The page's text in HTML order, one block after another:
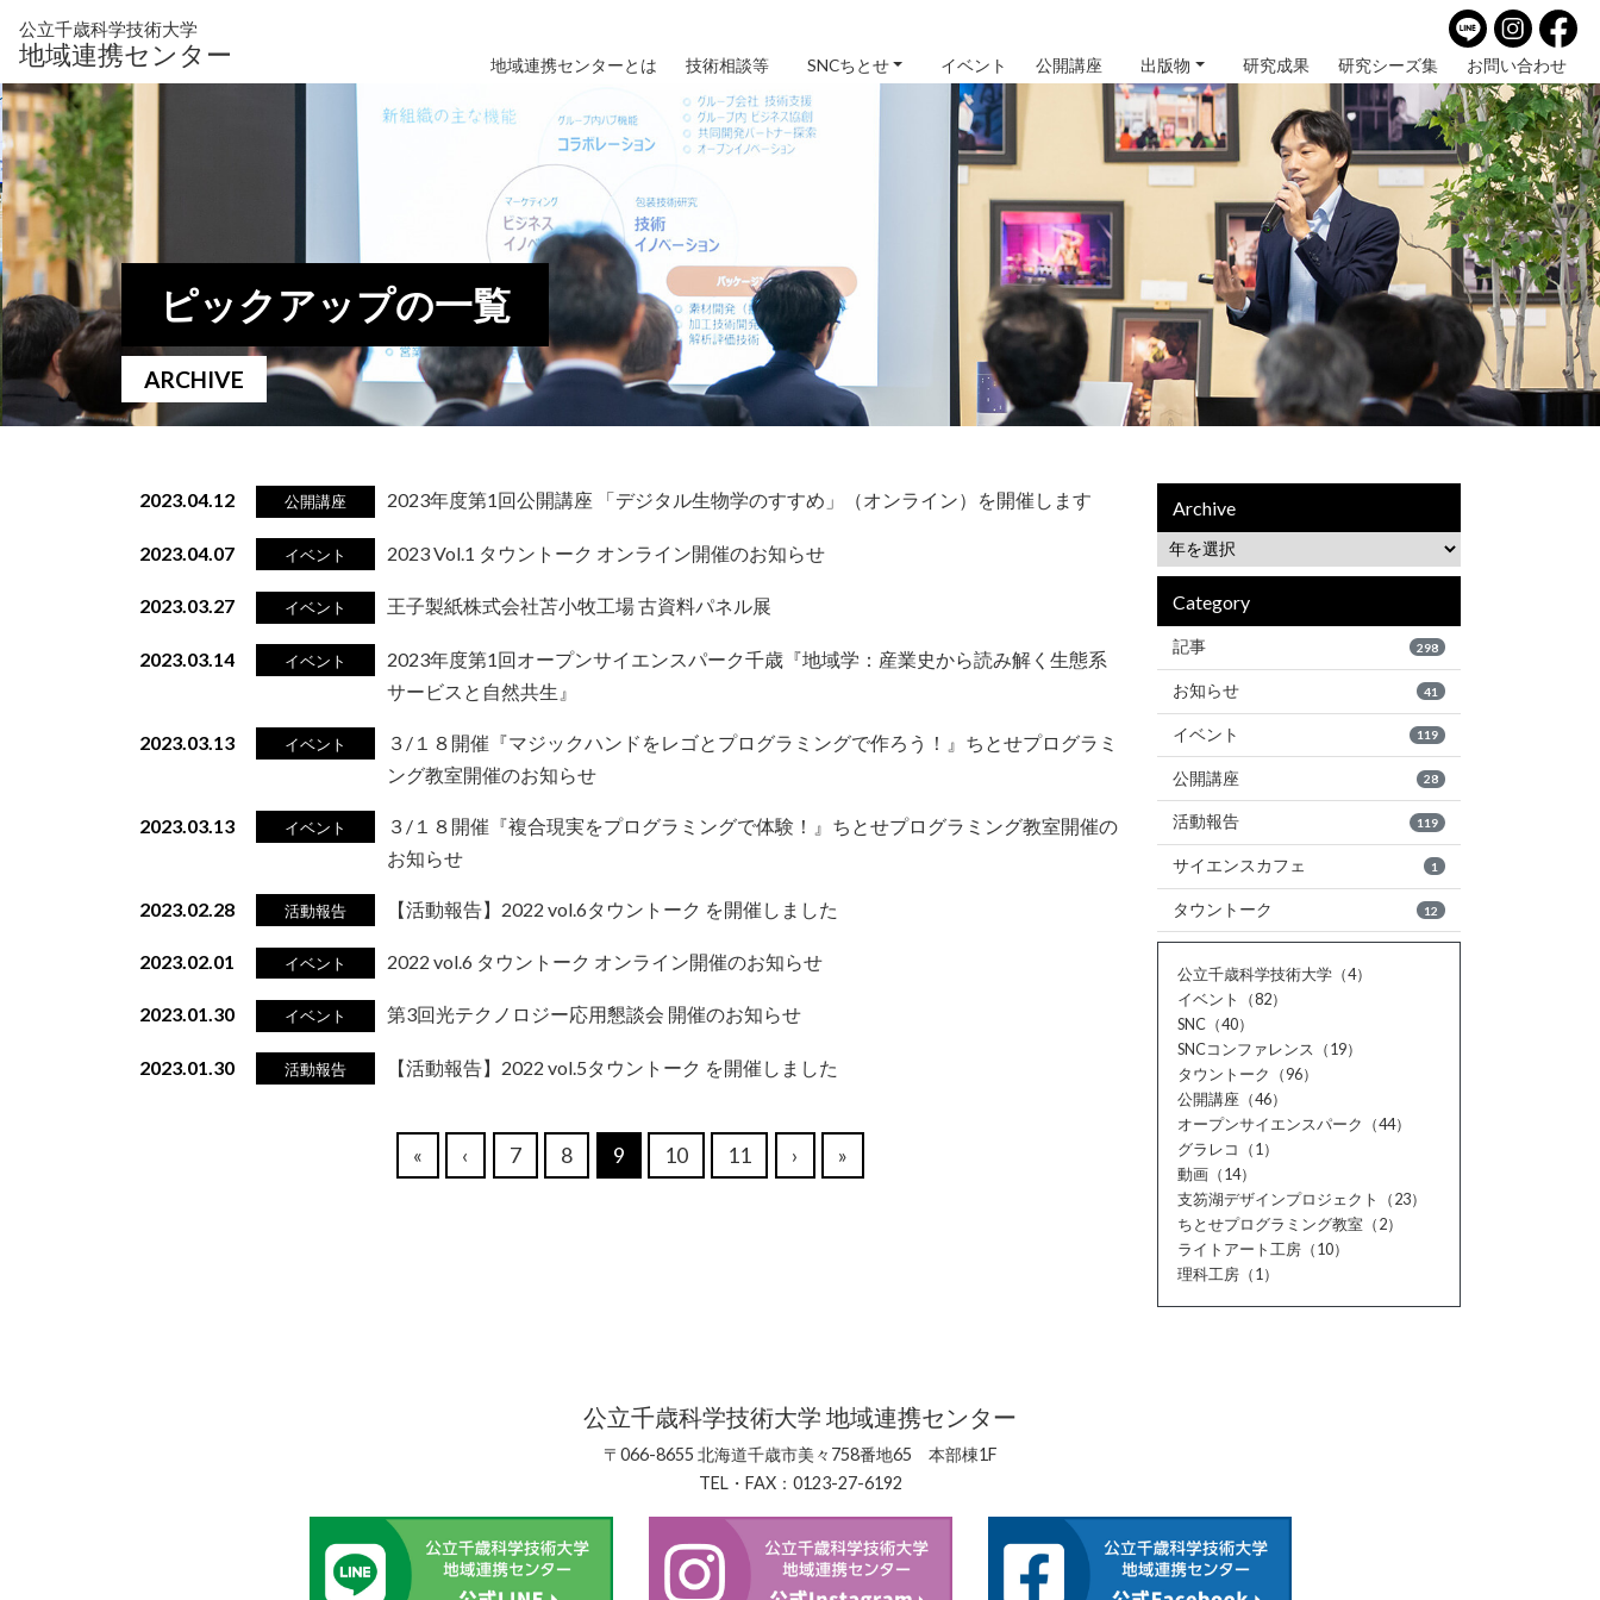
公立千歳科学技術大学
地域連携センター 地域連携センターとは 技術相談等 SNCちとせ イベント 公開講座 出版物 研究成果 研究シーズ集 お問い合わせ
ピックアップの一覧
ARCHIVE
2023.04.12 公開講座 2023年度第1回公開講座 「デジタル生物学のすすめ」（オンライン）を開催します
2023.04.07 イベント 2023 Vol.1 タウントーク オンライン開催のお知らせ
2023.03.27 イベント 王子製紙株式会社苫小牧工場 古資料パネル展
2023.03.14 イベント
2023年度第1回オープンサイエンスパーク千歳『地域学：産業史から読み解く生態系
サービスと自然共生』
2023.03.13 イベント
３/１８開催『マジックハンドをレゴとプログラミングで作ろう！』ちとせプログラミ
ング教室開催のお知らせ
2023.03.13 イベント
３/１８開催『複合現実をプログラミングで体験！』ちとせプログラミング教室開催の
お知らせ
2023.02.28 活動報告 【活動報告】2022 vol.6タウントーク を開催しました
2023.02.01 イベント 2022 vol.6 タウントーク オンライン開催のお知らせ
2023.01.30 イベント 第3回光テクノロジー応用懇談会 開催のお知らせ
2023.01.30 活動報告 【活動報告】2022 vol.5タウントーク を開催しました
« ‹ 7 8 9 10 11 › »
Archive
Category
記事 298
お知らせ 41
イベント 119
公開講座 28
活動報告 119
サイエンスカフェ 1
タウントーク 12
公立千歳科学技術大学（4）
イベント（82）
SNC（40）
SNCコンファレンス（19）
タウントーク（96）
公開講座（46）
オープンサイエンスパーク（44）
グラレコ（1）
動画（14）
支笏湖デザインプロジェクト（23）
ちとせプログラミング教室（2）
ライトアート工房（10）
理科工房（1）
公立千歳科学技術大学 地域連携センター
〒066-8655 北海道千歳市美々758番地65 本部棟1F
TEL・FAX：0123-27-6192